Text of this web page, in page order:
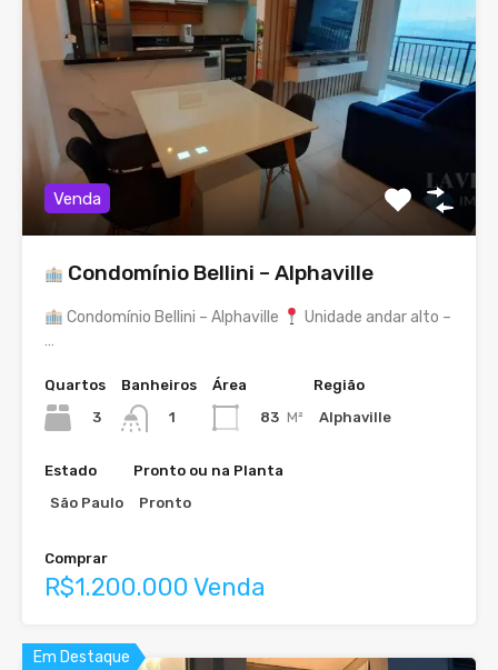
Venda
Condomínio Bellini – Alphaville
Condomínio Bellini – Alphaville
Unidade andar alto –
…
Quartos
3
Banheiros
1
Área
83 M²
Região
Alphaville
Estado
São Paulo
Pronto ou na Planta
Pronto
Comprar
R$1.200.000 Venda
Em Destaque